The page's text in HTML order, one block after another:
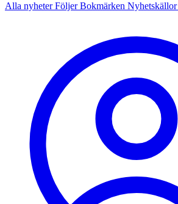
Alla nyheterFöljerBokmärken Nyhetskällor